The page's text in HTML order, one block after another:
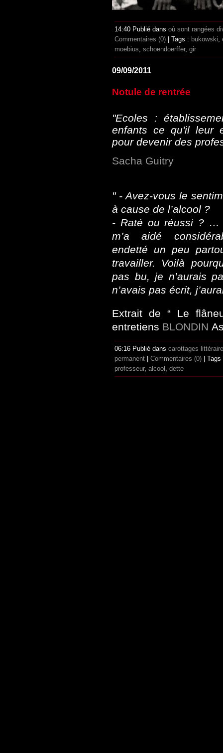
14:40 Publié dans où sont rangées
Commentaires (0) | Tags : bukowski
moebius schoendoerffer, gir
09/09/2011
Notule de rentrée
"Ecoles :
enfants ce qu'il leur
pour devenir des
Sacha Guitry
" - Avez-vous le
à cause de l’alcool ?
- Raté ou réussi ? …
m’a aidé
endetté un peu
travailler. Voilà
pas bu, je n’aurais
n’avais pas écrit,
Extrait de “ Le
entretiens BLONDIN
06:16 Publié dans carottages
permanent
Commentaires (0) |
professeur, alcool dette